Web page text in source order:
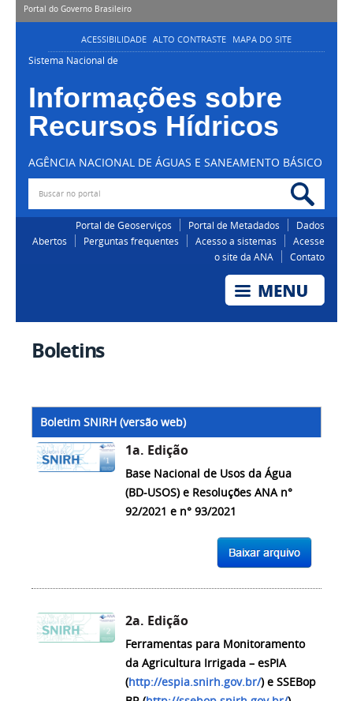
Portal do Governo Brasileiro
ACESSIBILIDADE ALTO CONTRASTE MAPA DO SITE
Sistema Nacional de
Informações sobre
Recursos Hídricos
AGÊNCIA NACIONAL DE ÁGUAS E SANEAMENTO BÁSICO
Portal de Geoserviços Portal de Metadados
Dados
Abertos
Perguntas frequentes Acesso a sistemas
Acesse
o site da ANA
Contato
Boletins
Boletim SNIRH (versão web)
1a. Edição
Base Nacional de Usos da Água
(BD-USOS) e Resoluções ANA n°
92/2021 e n° 93/2021
2a. Edição
Ferramentas para Monitoramento
da Agricultura Irrigada – esPIA
(http://espia.snirh.gov.br/) e SSEBop